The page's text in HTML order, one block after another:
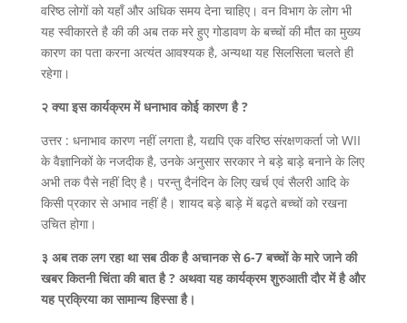
वरिष्ठ लोगों को यहाँ और अधिक समय देना चाहिए। वन विभाग के लोग भी
यह स्वीकारते है की की अब तक मरे हुए गोडावण के बच्चों की मौत का मुख्य
कारण का पता करना अत्यंत आवश्यक है, अन्यथा यह सिलसिला चलते ही
रहेगा।
२ क्या इस कार्यक्रम में धनाभाव कोई कारण है ?
उत्तर : धनाभाव कारण नहीं लगता है, यद्यपि एक वरिष्ठ संरक्षणकर्ता जो WII
के वैज्ञानिकों के नजदीक है, उनके अनुसार सरकार ने बड़े बाड़े बनाने के लिए
अभी तक पैसे नहीं दिए है। परन्तु दैनंदिन के लिए खर्च एवं सैलरी आदि के
किसी प्रकार से अभाव नहीं है। शायद बड़े बाड़े में बढ़ते बच्चों को रखना
उचित होगा।
३ अब तक लग रहा था सब ठीक है अचानक से 6-7 बच्चों के मारे जाने की
खबर कितनी चिंता की बात है ? अथवा यह कार्यक्रम शुरुआती दौर में है और
यह प्रक्रिया का सामान्य हिस्सा है।